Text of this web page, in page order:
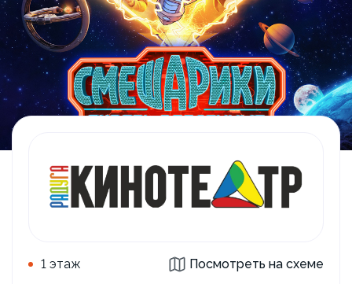
1 этаж Посмотреть на схеме